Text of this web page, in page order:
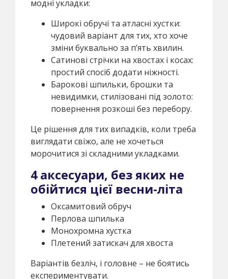
модні укладки:
Широкі обручі та атласні хустки:
чудовий варіант для тих, хто хоче
зміни буквально за п’ять хвилин.
Сатинові стрічки на хвостах і косах:
простий спосіб додати ніжності.
Барокові шпильки, брошки та
невидимки, стилізовані під золото:
повернення розкоші без перебору.
Це рішення для тих випадків, коли треба
виглядати свіжо, але не хочеться
морочитися зі складними укладками.
4 аксесуари, без яких не
обійтися цієї весни-літа
Оксамитовий обруч
Перлова шпилька
Монохромна хустка
Плетений затискач для хвоста
Варіантів безліч, і головне – не боятись
експериментувати.